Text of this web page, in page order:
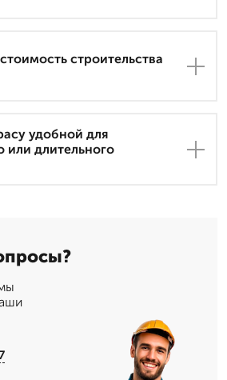
строительства
удобной для
или длительного